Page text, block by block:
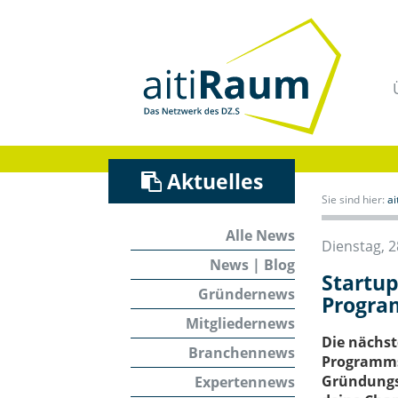
Aktuelles
Alle News
News | Blog
Gründernews
Mitgliedernews
Branchennews
Expertennews
Sie sind hier:
Dienstag,
Die